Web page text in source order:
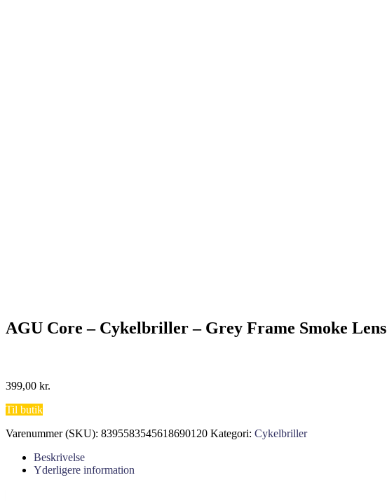
AGU Core – Cykelbriller – Grey Frame Smoke Lens
399,00 kr.
Til butik
Varenummer (SKU): 8395583545618690120 Kategori: Cykelbriller
Beskrivelse
Yderligere information